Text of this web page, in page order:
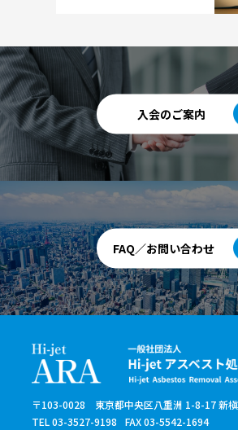
入会のご案内
FAQ／お問い合わせ
〒103-0028 東京都中央区八重洲 1-8-17 新
TEL 03-3527-9198
FAX 03-5542-1694